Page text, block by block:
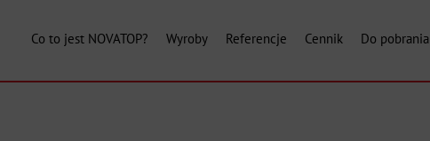
Co to jest NOVATOP? Wyroby Referencje Cennik Do pobrania